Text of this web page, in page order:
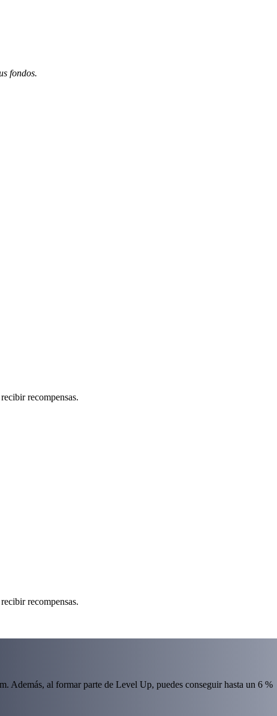
fondos.
recompensas.
recompensas.
Además, al formar parte de Level Up, puedes conseguir hasta un 6 %